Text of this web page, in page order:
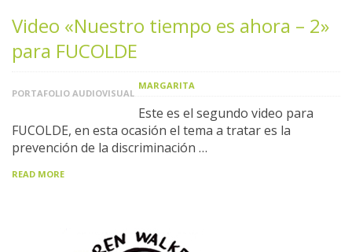
Video «Nuestro tiempo es ahora – 2»
para FUCOLDE
PORTAFOLIO AUDIOVISUAL
MARGARITA
Este es el segundo video para
FUCOLDE, en esta ocasión el tema a tratar es la
prevención de la discriminación …
READ MORE